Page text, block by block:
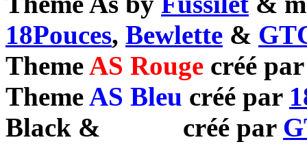
18Pouces, Bewlette &
ThemeAS Rouge créé
ThemeAS Bleu créé par
Black & créé par